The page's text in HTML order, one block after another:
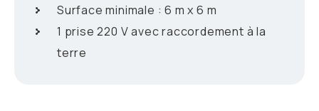
Surface minimale : 6 m x 6 m
1 prise 220 V avec raccordement à la
terre